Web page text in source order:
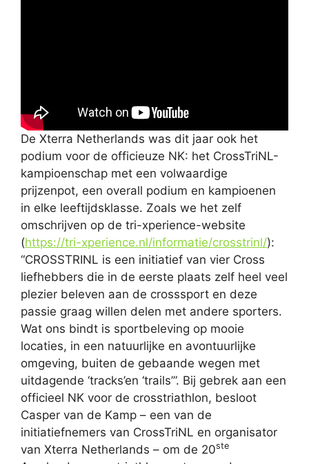
De Xterra Netherlands was dit jaar ook het
podium voor de officieuze NK: het CrossTriNL-
kampioenschap met een volwaardige
prijzenpot, een overall podium en kampioenen
in elke leeftijdsklasse. Zoals we het zelf
omschrijven op de tri-xperience-website
(https://tri-xperience.nl/informatie/crosstrinl/):
“CROSSTRINL is een initiatief van vier Cross
liefhebbers die in de eerste plaats zelf heel veel
plezier beleven aan de crosssport en deze
passie graag willen delen met andere sporters.
Wat ons bindt is sportbeleving op mooie
locaties, in een natuurlijke en avontuurlijke
omgeving, buiten de gebaande wegen met
uitdagende ‘tracks’en ‘trails’”. Bij gebrek aan een
officieel NK voor de crosstriathlon, besloot
Casper van de Kamp – een van de
initiatiefnemers van CrossTriNL en organisator
van Xterra Netherlands – om de 20ste